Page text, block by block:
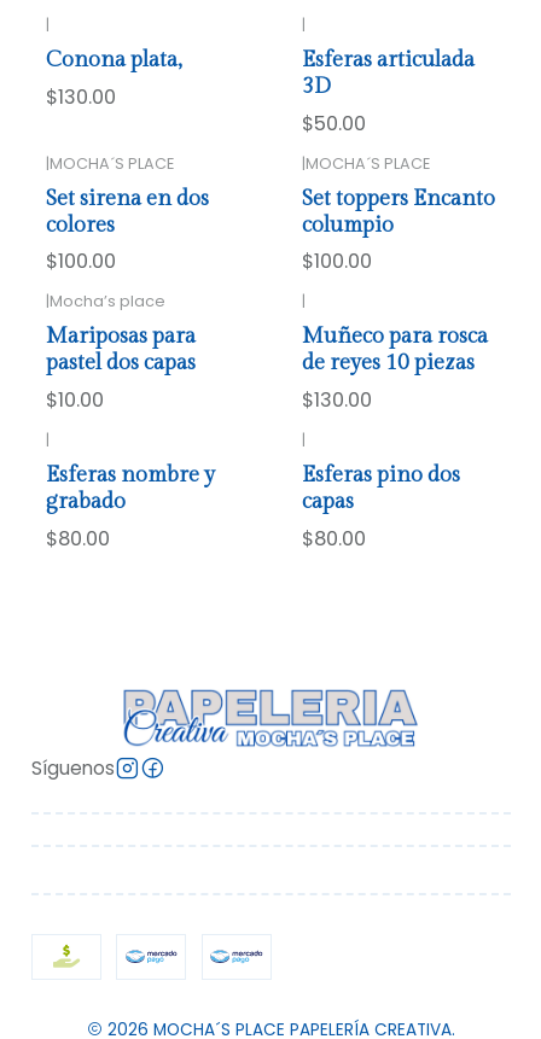
|
Conona plata,
$130.00
|
Esferas articulada
3D
$50.00
|MOCHA´S PLACE
Set sirena en dos
colores
$100.00
|MOCHA´S PLACE
Set toppers Encanto
columpio
$100.00
Mocha’s place
Mariposas para
pastel dos capas
$10.00
Muñeco para rosca
de reyes 10 piezas
$130.00
|
Esferas nombre y
grabado
$80.00
|
Esferas pino dos
capas
$80.00
Síguenos
2026 MOCHA´S PLACE PAPELERÍA CREATIVA.